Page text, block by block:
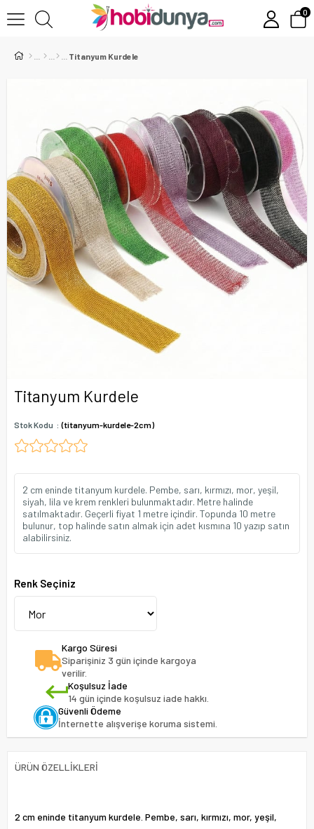
0
Titanyum Kurdele
Titanyum Kurdele
Stok Kodu (titanyum-kurdele-2cm)
2 cm eninde titanyum kurdele. Pembe, sarı, kırmızı, mor, yeşil,
siyah, lila ve krem renkleri bulunmaktadır. Metre halinde
satılmaktadır. Geçerli fiyat 1 metre içindir. Topunda 10 metre
bulunur, top halinde satın almak için adet kısmına 10 yazıp satın
alabilirsiniz.
Renk Seçiniz
Kargo Süresi
Siparişiniz 3 gün içinde kargoya
verilir.
Koşulsuz İade
14 gün içinde koşulsuz iade hakkı.
Güvenli Ödeme
İnternette alışverişe koruma sistemi.
ÜRÜN ÖZELLIKLERI
2 cm eninde titanyum kurdele. Pembe, sarı, kırmızı, mor, yeşil,